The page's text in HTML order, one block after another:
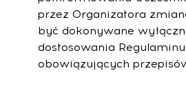
przez Organizatora
być dokonywane
dostosowania
obowiązujących